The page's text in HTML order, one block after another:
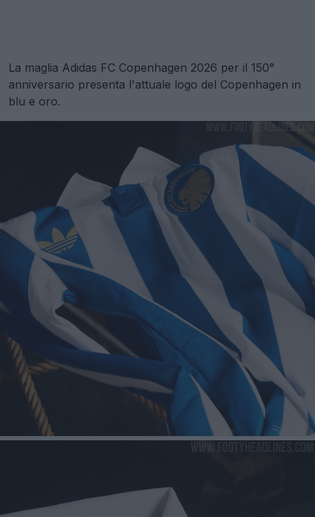
La maglia Adidas FC Copenhagen 2026 per il 150°
anniversario presenta l'attuale logo del Copenhagen in
blu e oro.